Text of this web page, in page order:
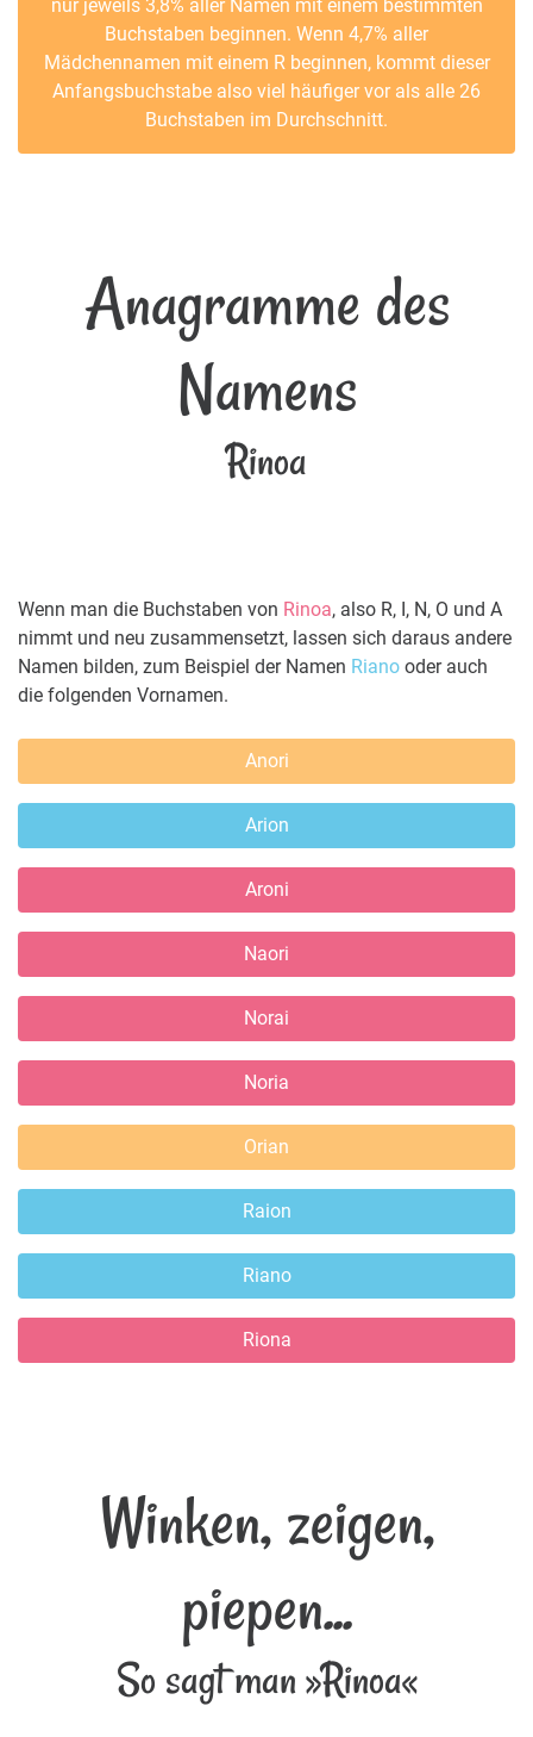
nur jeweils 3,8% aller Namen mit einem bestimmten
Buchstaben beginnen. Wenn 4,7% aller
Mädchennamen mit einem R beginnen, kommt dieser
Anfangsbuchstabe also viel häufiger vor als alle 26
Buchstaben im Durchschnitt.
Anagramme des
Namens
Rinoa
Wenn man die Buchstaben von Rinoa, also R, I, N, O und A
nimmt und neu zusammensetzt, lassen sich daraus andere
Namen bilden, zum Beispiel der Namen Riano oder auch
die folgenden Vornamen.
Anori
Arion
Aroni
Naori
Norai
Noria
Orian
Raion
Riano
Riona
Winken, zeigen,
piepen...
So sagt man »Rinoa«